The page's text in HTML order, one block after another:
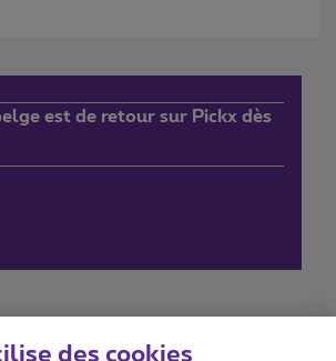
est de retour sur Pickx dès
des cookies